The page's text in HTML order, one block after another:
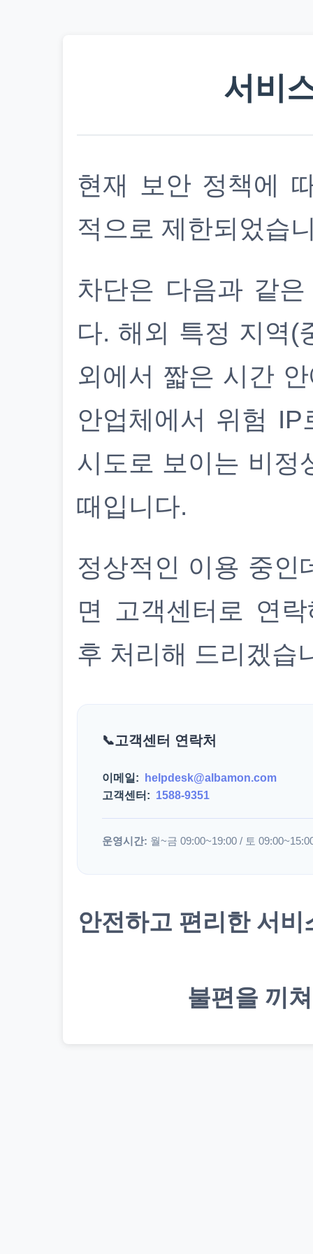
서비
현재 보안 정책에
적으로 제한되었습
차단은 다음과 같
다. 해외 특정 지역(
외에서 짧은 시간
안업체에서 위험
시도로 보이는 비정
때입니다.
정상적인 이용 중인
면 고객센터로 연
후 처리해 드리겠습
고객센터 연락처
이메일:
helpdesk@albamon.com
고객센터: 1588-9351
운영시간: 월~금 09:00~19:00 / 토
안전하고 편리한 서
불편을 끼